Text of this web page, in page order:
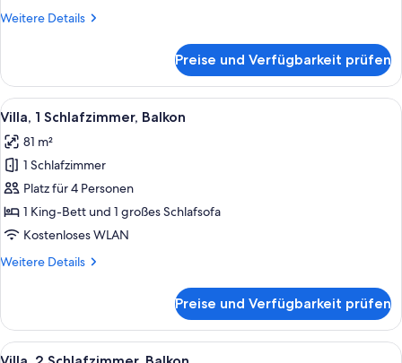
anzeigen
Weitere Details
Weitere
1
Schlafzimmer,
Nichtraucher,
Preise und Verfügbarkeit prüfen
Alle
Fotos
für
Villa,
1
Schlafzimmer,
Balkon
Ein modernes Hotelzimmer mit
7
Villa, 1 Schlafzimmer, Balkon
81 m²
1 Schlafzimmer
Platz für 4 Personen
1 King-Bett und 1 großes Schlafsofa
Kostenloses WLAN
Weitere Details
Weitere
1
Schlafzimmer,
Balkon
Preise und Verfügbarkeit prüfen
Alle
Ein modernes Hotelzimmer mit
16